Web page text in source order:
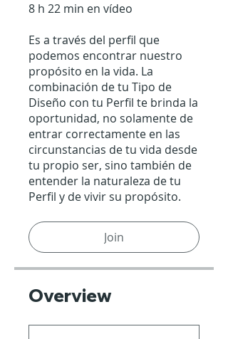
8 h 22 min en vídeo
Es a través del perfil que
podemos encontrar nuestro
propósito en la vida. La
combinación de tu Tipo de
Diseño con tu Perfil te brinda la
oportunidad, no solamente de
entrar correctamente en las
circunstancias de tu vida desde
tu propio ser, sino también de
entender la naturaleza de tu
Perfil y de vivir su propósito.
Join
Overview